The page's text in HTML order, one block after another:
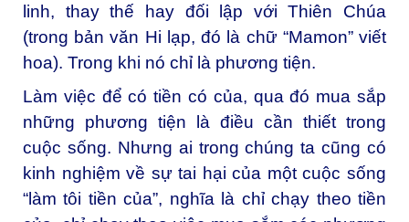
linh, thay thế hay đối lập với Thiên Chúa
(trong bản văn Hi lạp, đó là chữ “Mamon” viết
hoa). Trong khi nó chỉ là phương tiện.
Làm việc để có tiền có của, qua đó mua sắp
những phương tiện là điều cần thiết trong
cuộc sống. Nhưng ai trong chúng ta cũng có
kinh nghiệm về sự tai hại của một cuộc sống
“làm tôi tiền của”, nghĩa là chỉ chạy theo tiền